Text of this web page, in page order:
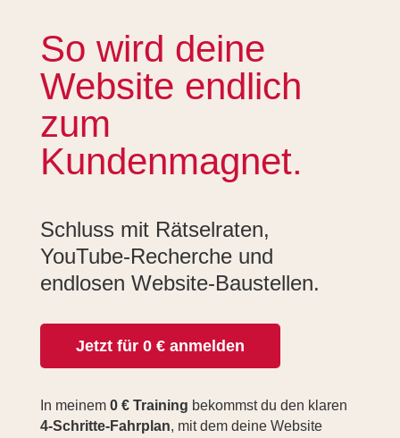
So wird deine
Website endlich
zum
Kundenmagnet.
Schluss mit Rätselraten,
YouTube-Recherche und
endlosen Website-Baustellen.
Jetzt für 0 € anmelden
In meinem 0 € Training bekommst du den klaren
4-Schritte-Fahrplan, mit dem deine Website